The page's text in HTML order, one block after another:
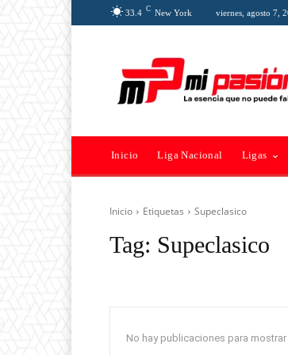
33.4 C New York viernes, agosto 7,
Inicio Liga Nacional Ligas
Inicio Etiquetas Supeclasico
Tag: Supeclasico
No hay publicaciones para mostrar